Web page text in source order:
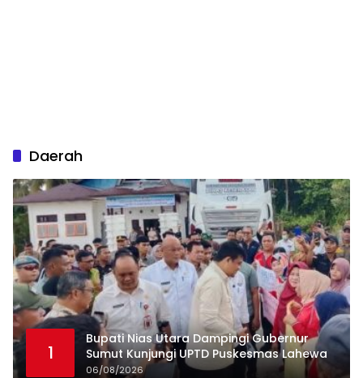
Daerah
1
Bupati Nias Utara Dampingi Gubernur
Sumut Kunjungi UPTD Puskesmas Lahewa
06/08/2026